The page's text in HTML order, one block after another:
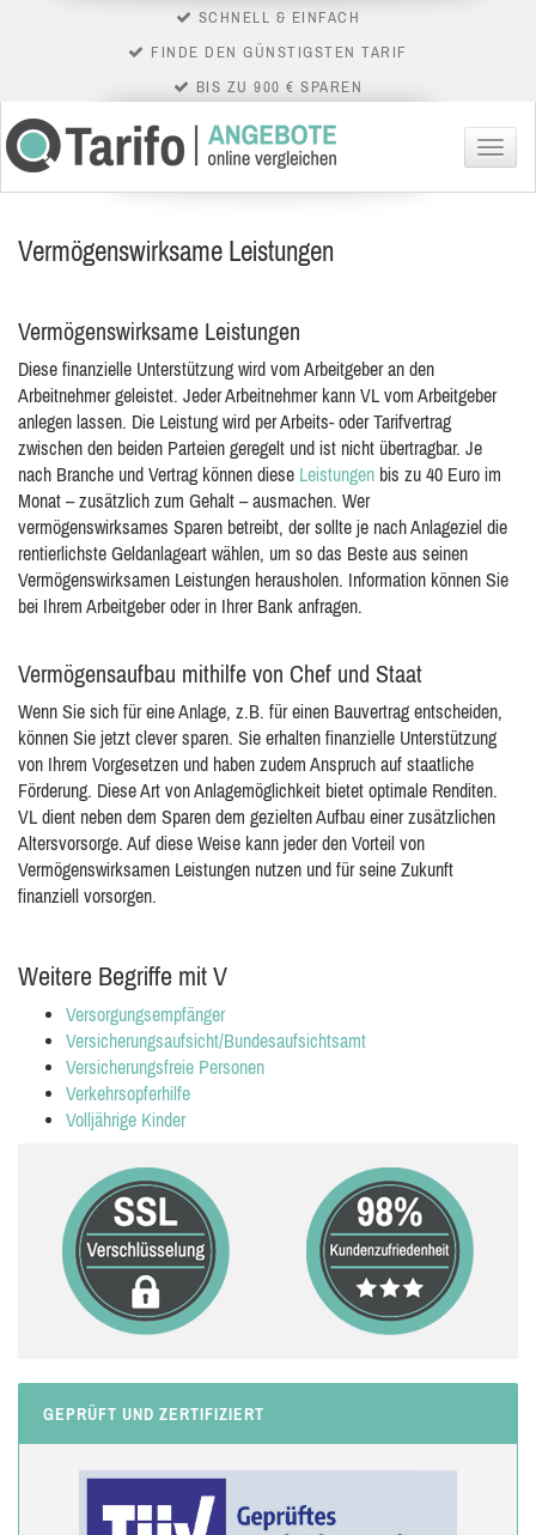
SCHNELL & EINFACH
FINDE DEN GÜNSTIGSTEN TARIF
BIS ZU 900 € SPAREN
Menü
Vermögenswirksame Leistungen
Vermögenswirksame Leistungen
Diese finanzielle Unterstützung wird vom Arbeitgeber an den
Arbeitnehmer geleistet. Jeder Arbeitnehmer kann VL vom Arbeitgeber
anlegen lassen. Die Leistung wird per Arbeits- oder Tarifvertrag
zwischen den beiden Parteien geregelt und ist nicht übertragbar. Je
nach Branche und Vertrag können diese Leistungen bis zu 40 Euro im
Monat – zusätzlich zum Gehalt – ausmachen. Wer
vermögenswirksames Sparen betreibt, der sollte je nach Anlageziel die
rentierlichste Geldanlageart wählen, um so das Beste aus seinen
Vermögenswirksamen Leistungen herausholen. Information können Sie
bei Ihrem Arbeitgeber oder in Ihrer Bank anfragen.
Vermögensaufbau mithilfe von Chef und Staat
Wenn Sie sich für eine Anlage, z.B. für einen Bauvertrag entscheiden,
können Sie jetzt clever sparen. Sie erhalten finanzielle Unterstützung
von Ihrem Vorgesetzen und haben zudem Anspruch auf staatliche
Förderung. Diese Art von Anlagemöglichkeit bietet optimale Renditen.
VL dient neben dem Sparen dem gezielten Aufbau einer zusätzlichen
Altersvorsorge. Auf diese Weise kann jeder den Vorteil von
Vermögenswirksamen Leistungen nutzen und für seine Zukunft
finanziell vorsorgen.
Weitere Begriffe mit V
Versorgungsempfänger
Versicherungsaufsicht/Bundesaufsichtsamt
Versicherungsfreie Personen
Verkehrsopferhilfe
Volljährige Kinder
GEPRÜFT UND ZERTIFIZIERT